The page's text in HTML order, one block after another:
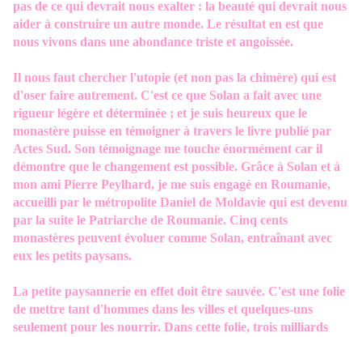
pas de ce qui devrait nous exalter : la beauté qui devrait nous
aider à construire un autre monde. Le résultat en est que
nous vivons dans une abondance triste et angoissée.
Il nous faut chercher l'utopie (et non pas la chimère) qui est
d'oser faire autrement. C'est ce que Solan a fait avec une
rigueur légère et déterminée ; et je suis heureux que le
monastère puisse en témoigner à travers le livre publié par
Actes Sud. Son témoignage me touche énormément car il
démontre que le changement est possible. Grâce à Solan et à
mon ami Pierre Peylhard, je me suis engagé en Roumanie,
accueilli par le métropolite Daniel de Moldavie qui est devenu
par la suite le Patriarche de Roumanie. Cinq cents
monastères peuvent évoluer comme Solan, entraînant avec
eux les petits paysans.
La petite paysannerie en effet doit être sauvée. C'est une folie
de mettre tant d'hommes dans les villes et quelques-uns
seulement pour les nourrir. Dans cette folie, trois milliards